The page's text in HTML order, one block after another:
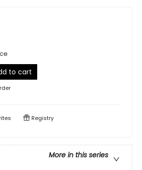
to cart
Registry
More in this series